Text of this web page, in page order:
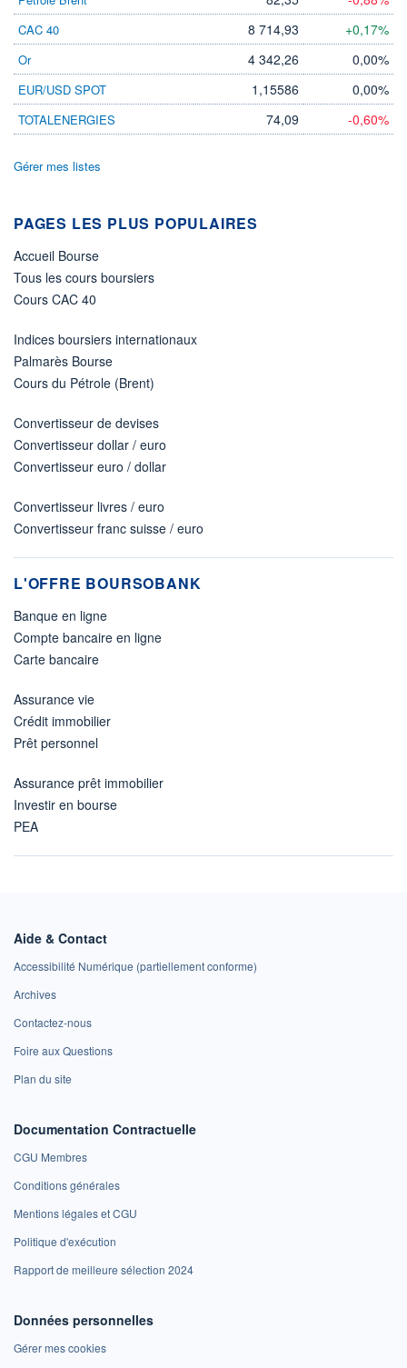
VOLUME
0
CAPITAL ÉCHANGÉ
0,00%
VALORISATION
LIMITE À LA
BAISSE
0,0000
LIMITE À LA
HAUSSE
-
07.08.26 / 22:00:00
ÉLIGIBILITÉ
Boursobank
CAC 40 8 714,93 +0,17%
Or 4 342,26 0,00%
EUR/USD SPOT 1,15586 0,00%
TOTALENERGIES 74,09 -0,60%
Gérer mes listes
PAGES LES PLUS POPULAIRES
Accueil Bourse
Tous les cours boursiers
Cours CAC 40
Indices boursiers internationaux
Palmarès Bourse
Cours du Pétrole (Brent)
Convertisseur de devises
Convertisseur dollar / euro
Convertisseur euro / dollar
Convertisseur livres / euro
Convertisseur franc suisse / euro
L'OFFRE BOURSOBANK
Banque en ligne
Compte bancaire en ligne
Carte bancaire
Assurance vie
Crédit immobilier
Prêt personnel
Assurance prêt immobilier
Investir en bourse
PEA
Aide & Contact
Accessibilité Numérique (partiellement conforme)
Archives
Contactez-nous
Foire aux Questions
Plan du site
Documentation Contractuelle
CGU Membres
Conditions générales
Mentions légales et CGU
Politique d'exécution
Rapport de meilleure sélection 2024
Données personnelles
Gérer mes cookies